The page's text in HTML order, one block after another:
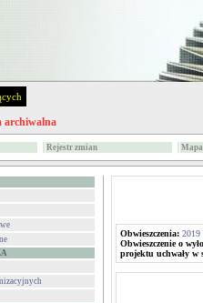
archiwalna
Rejestr zmian
Obwieszczenia: 2019
Obwieszczenie o
projektu uchwały w